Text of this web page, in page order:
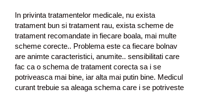
In privinta tratamentelor medicale, nu exista
tratament bun si tratament rau, exista scheme de
tratament recomandate in fiecare boala, mai multe
scheme corecte.. Problema este ca fiecare bolnav
are animte caracteristici, anumite.. sensibilitati care
fac ca o schema de tratament corecta sa i se
potriveasca mai bine, iar alta mai putin bine. Medicul
curant trebuie sa aleaga schema care i se potriveste